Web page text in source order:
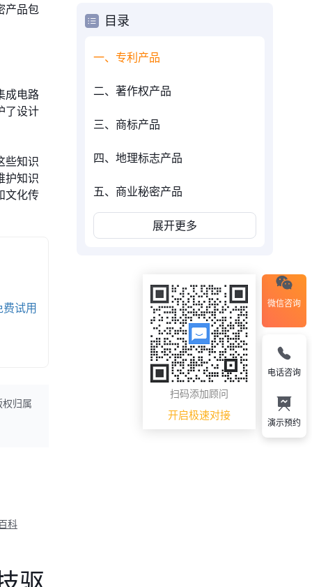
产品包
成电路
了设计
些知识
护知识
文化传
费试用
权归属
科
目录
一、专利产品
二、著作权产品
三、商标产品
四、地理标志产品
五、商业秘密产品
展开更多
微信咨询
扫码添加顾问
开启极速对接
电话咨询
演示预约